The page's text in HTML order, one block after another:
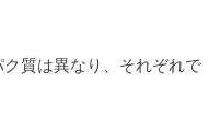
質は異なり、それぞれで